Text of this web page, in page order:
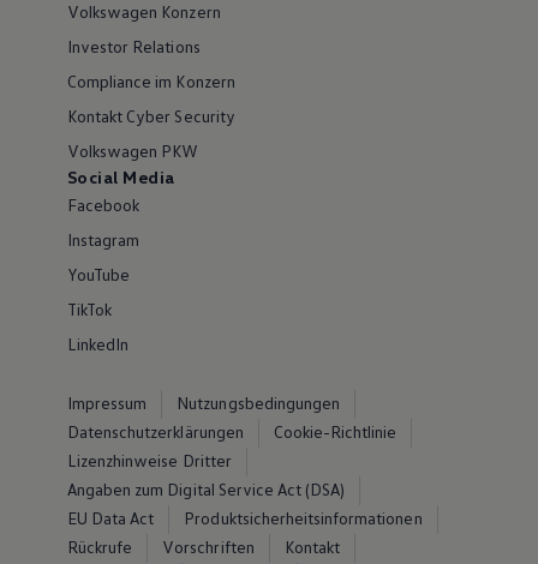
Volkswagen Konzern
Investor Relations
Compliance im Konzern
Kontakt Cyber Security
Volkswagen PKW
Social Media
Facebook
Instagram
YouTube
TikTok
LinkedIn
Impressum
Nutzungsbedingungen
Datenschutzerklärungen
Cookie-Richtlinie
Lizenzhinweise Dritter
Angaben zum Digital Service Act (DSA)
EU Data Act
Produktsicherheitsinformationen
Rückrufe
Vorschriften
Kontakt